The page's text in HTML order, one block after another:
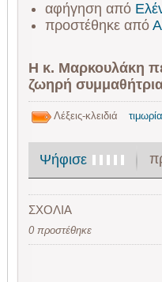
αφήγηση από
προστέθηκε από
Η κ. Μαρκουλάκη
ζωηρή
Λέξεις-κλειδιά τιμωρία
Ψήφισε
ΣΧΟΛΙΑ
0 προστέθηκε